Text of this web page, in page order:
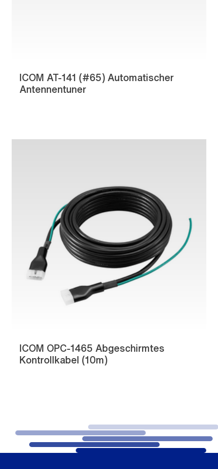
ICOM AT-141 (#65) Automatischer
Antennentuner
ICOM OPC-1465 Abgeschirmtes
Kontrollkabel (10m)